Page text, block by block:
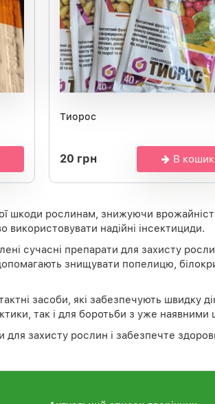
Тиорос
20 грн В кошик
шкоди рослинам, знижуючи
використовувати надійні інсектициди.
сучасні препарати для захисту
знищувати попелицю,
засоби, які забезпечують швидку
так і для боротьби з уже наявними
захисту рослин і забезпечте